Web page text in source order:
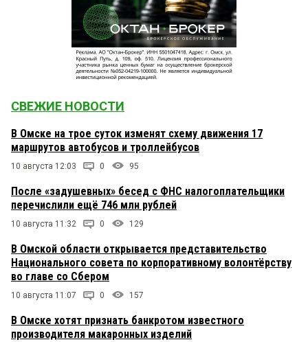
СВЕЖИЕ НОВОСТИ
В Омске на трое суток изменят схему движения 17
маршрутов автобусов и троллейбусов
10 августа 12:03 0 95
После «задушевных» бесед с ФНС налогоплательщики
перечислили ещё 746 млн рублей
10 августа 11:32 0 129
В Омской области открывается представительство
Национального совета по корпоративному волонтёрству
во главе со Сбером
10 августа 11:07 0 157
В Омске хотят признать банкротом известного
производителя макаронных изделий